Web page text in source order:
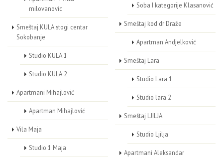
milovanovic
Smeštaj KULA stogi centar
Sokobanje
Studio KULA 1
Studio KULA 2
Apartmani Mihajlović
Apartman Mihajlović
Vila Maja
Studio 1 Maja
Soba I kategorije Klasanović
Smeštaj kod dr Draže
Apartman Andjelković
Smeštaj Lara
Studio Lara 1
Studio lara 2
Smeštaj LJILJA
Studio Ljilja
Apartmani Aleksandar